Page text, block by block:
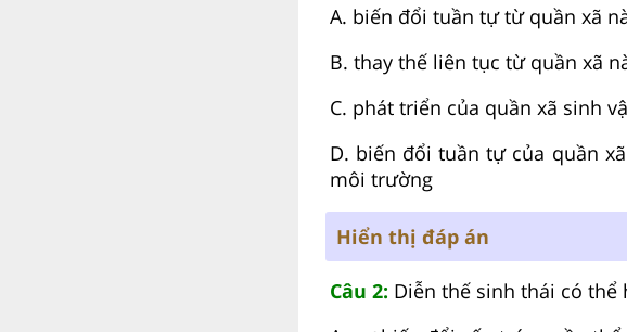
A. biến đổi tuần tự từ quần xã
B. thay thế liên tục từ quần xã
C. phát triển của quần xã sinh
D. biến đổi tuần tự của quần
môi trường
Hiển thị đáp án
Câu 2: Diễn thế sinh thái có thể